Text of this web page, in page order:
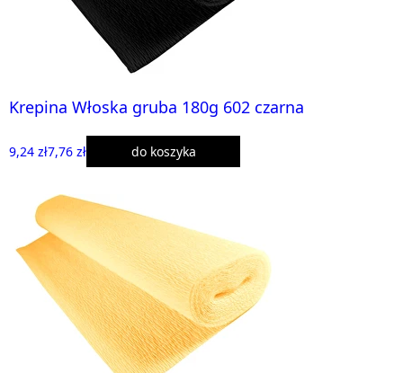
Krepina Włoska gruba 180g 602 czarna
9,24 zł7,76 zł do koszyka